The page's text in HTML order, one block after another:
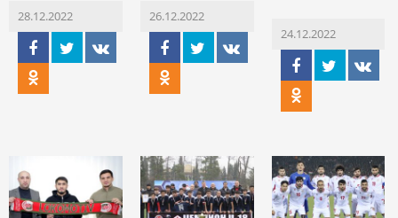
28.12.2022 26.12.2022
24.12.2022